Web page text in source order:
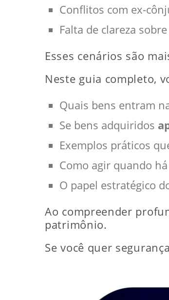
Conflitos com ex-
Falta de clareza
Esses cenários são
Neste guia completo,
Quais bens entram
Se bens adquiridos
Exemplos práticos
Como agir quando
O papel estratégico
Ao compreender
patrimônio.
Se você quer